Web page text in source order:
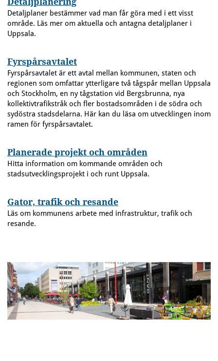
Detaljplaner bestämmer vad man får göra med i ett visst
område. Läs mer om aktuella och antagna detaljplaner i
Uppsala.
Fyrspårsavtalet
Fyrspårsavtalet är ett avtal mellan kommunen, staten och
regionen som omfattar ytterligare två tågspår mellan Uppsala
och Stockholm, en ny tågstation vid Bergsbrunna, nya
kollektivtrafikstråk och fler bostadsområden i de södra och
sydöstra stadsdelarna. Här kan du läsa om utvecklingen inom
ramen för fyrspårsavtalet.
Planerade projekt och områden
Hitta information om kommande områden och
stadsutvecklingsprojekt i och runt Uppsala.
Gator, trafik och resande
Läs om kommunens arbete med infrastruktur, trafik och
resande.